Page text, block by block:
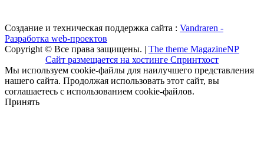
Создание и техническая поддержка сайта : Vandraren -
Разработка web-проектов
Copyright © Все права защищены. | The theme MagazineNP
Сайт размещается на хостинге Спринтхост
Мы используем cookie-файлы для наилучшего представления
нашего сайта. Продолжая использовать этот сайт, вы
соглашаетесь с использованием cookie-файлов.
Принять